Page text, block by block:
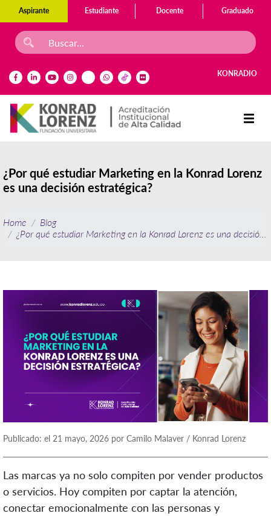
Aspirante Estudiante Docente Graduado
KONRADIO
¿Por qué estudiar Marketing en la Konrad Lorenz
es una decisión estratégica?
Home
Blog
¿Por qué estudiar Marketing en la Konrad Lorenz es una decisión
Publicado: el 21 mayo, 2026 por Camilo Malaver / Konrad Lorenz
Las marcas ya no solo compiten por vender productos
o servicios. Hoy compiten por captar la atención,
conectar emocionalmente con las personas y